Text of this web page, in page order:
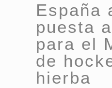
España
puesta
para el
de
hierba